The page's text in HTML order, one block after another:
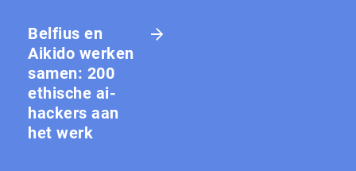
Belfius en
Aikido werken
samen: 200
ethische ai-
hackers aan
het werk